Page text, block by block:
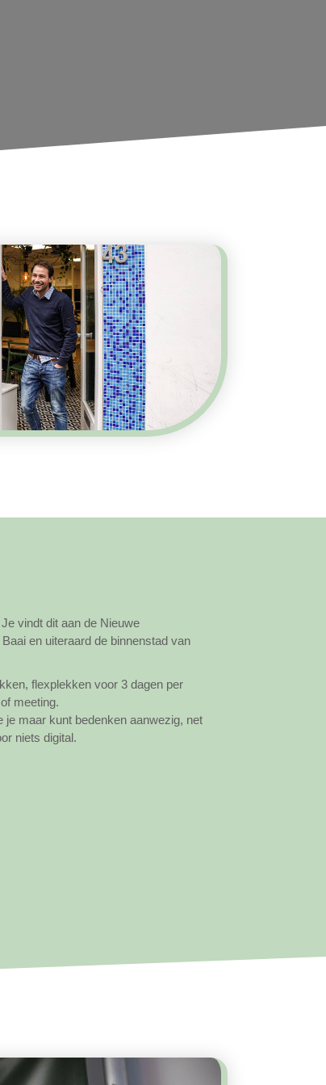
vindt dit aan de Nieuwe
en uiteraard de binnenstad van
flexplekken voor 3 dagen per
meeting.
je maar kunt bedenken aanwezig, net
niets digital.